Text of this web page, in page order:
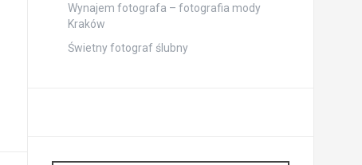
Wynajem fotografa – fotografia mody
Kraków
Świetny fotograf ślubny